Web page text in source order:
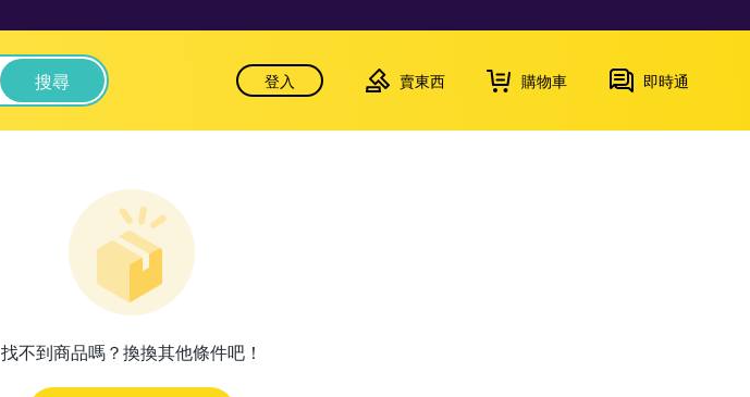
搜尋 登入 賣東西 購物車 即時通
找不到商品嗎？換換其他條件吧！